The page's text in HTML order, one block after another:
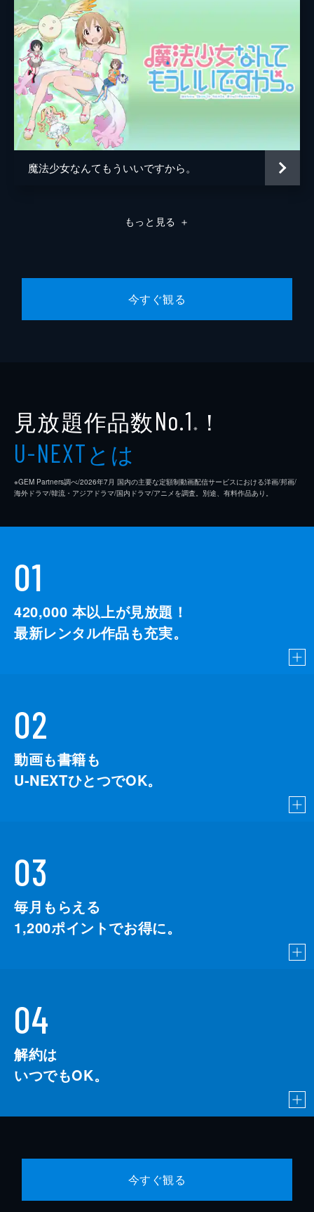
魔法少女なんてもういいですから。
もっと見る ＋
今すぐ観る
見放題作品数No.1 ※ ！
U-NEXTとは
※GEM Partners調べ/2026年7⽉ 国内の主要な定額制動画配信サービスにおける洋画/邦画/
海外ドラマ/韓流・アジアドラマ/国内ドラマ/アニメを調査。別途、有料作品あり。
01
420,000 本以上が見放題！
最新レンタル作品も充実。
02
動画も書籍も
U-NEXTひとつでOK。
03
毎月もらえる
1,200ポイントでお得に。
04
解約は
いつでもOK。
今すぐ観る